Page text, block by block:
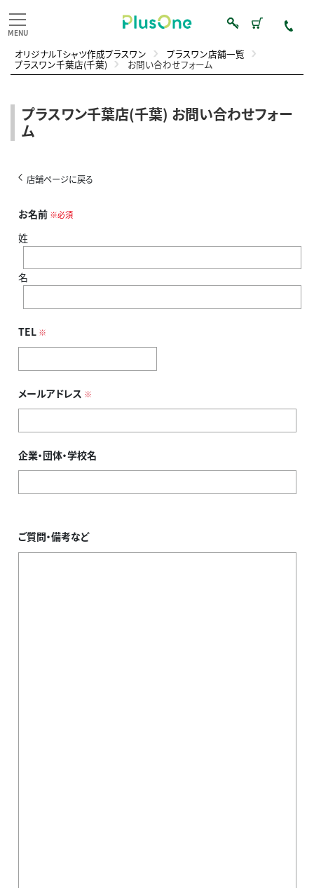
オリジナルTシャツ作成プラスワン プラスワン店舗一覧
プラスワン千葉店(千葉) お問い合わせフォーム
プラスワン千葉店(千葉) お問い合わせフォー
ム
店舗ページに戻る
お名前 ※必須
姓
名
TEL ※
メールアドレス ※
企業・団体・学校名
ご質問・備考など